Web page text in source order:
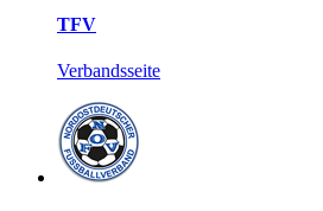
TFV
Verbandsseite